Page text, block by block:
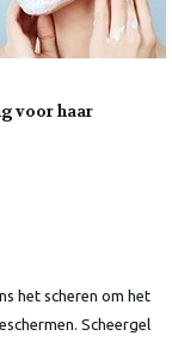
voor haar
het scheren om het
Scheergel